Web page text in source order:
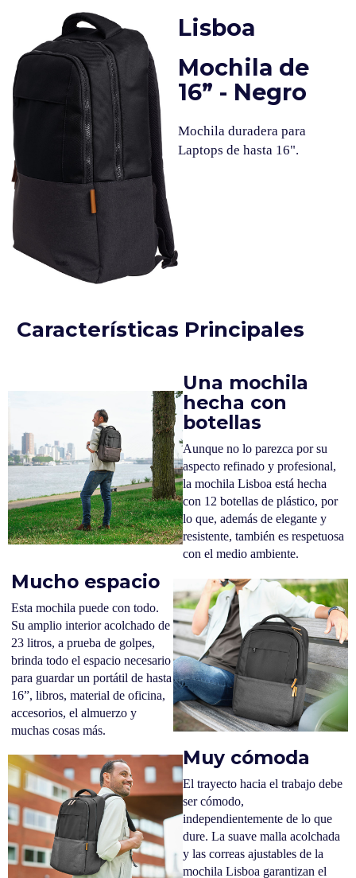
Lisboa
Mochila de
16” - Negro
Mochila duradera para
Laptops de hasta 16".
Características Principales
Una mochila
hecha con
botellas
Aunque no lo parezca por su
aspecto refinado y profesional,
la mochila Lisboa está hecha
con 12 botellas de plástico, por
lo que, además de elegante y
resistente, también es respetuosa
con el medio ambiente.
Mucho espacio
Esta mochila puede con todo.
Su amplio interior acolchado de
23 litros, a prueba de golpes,
brinda todo el espacio necesario
para guardar un portátil de hasta
16”, libros, material de oficina,
accesorios, el almuerzo y
muchas cosas más.
Muy cómoda
El trayecto hacia el trabajo debe
ser cómodo,
independientemente de lo que
dure. La suave malla acolchada
y las correas ajustables de la
mochila Lisboa garantizan el